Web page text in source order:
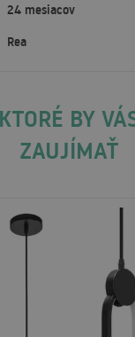
24 mesiacov
Rea
BY
ZAUJÍMAŤ